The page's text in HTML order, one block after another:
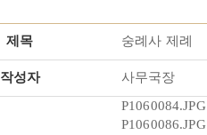
제목 숭례사 제례
작성자 사무국장
P1060084.JPG
P1060086.JPG